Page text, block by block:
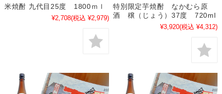
米焼酎 九代目25度 1800ｍｌ
¥2,708(税込 ¥2,979)
特別限定芋焼酎 なかむら原
酒 穣（じょう）37度 720ml
¥3,920(税込 ¥4,312)